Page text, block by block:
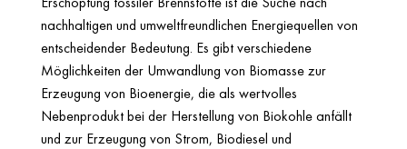
nachhaltigen und umweltfreundlichen Energiequellen von
entscheidender Bedeutung. Es gibt verschiedene
Möglichkeiten der Umwandlung von Biomasse zur
Erzeugung von Bioenergie, die als wertvolles
Nebenprodukt bei der Herstellung von Biokohle anfällt
und zur Erzeugung von Strom, Biodiesel und